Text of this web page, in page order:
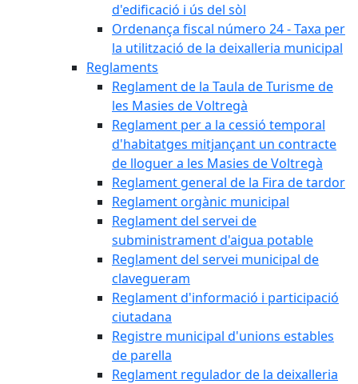
d'edificació i ús del sòl
Ordenança fiscal número 24 - Taxa per
la utilització de la deixalleria municipal
Reglaments
Reglament de la Taula de Turisme de
les Masies de Voltregà
Reglament per a la cessió temporal
d'habitatges mitjançant un contracte
de lloguer a les Masies de Voltregà
Reglament general de la Fira de tardor
Reglament orgànic municipal
Reglament del servei de
subministrament d'aigua potable
Reglament del servei municipal de
clavegueram
Reglament d'informació i participació
ciutadana
Registre municipal d'unions estables
de parella
Reglament regulador de la deixalleria